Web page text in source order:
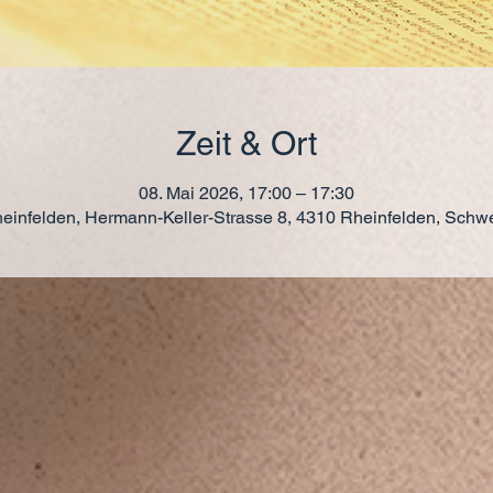
Zeit & Ort
08. Mai 2026, 17:00 – 17:30
Hermann-Keller-Strasse 8, 4310 Rheinfelden,